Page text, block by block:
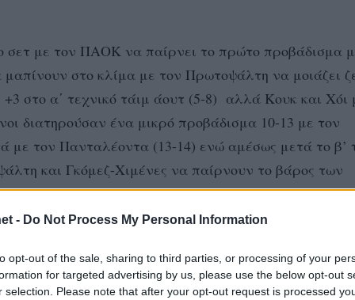
- Do Not Process My Personal Information
opt-out of the sale, sharing to third parties, or processing of your
for targeted advertising by us, please use the below opt-out
selection. Please note that after your opt-out request is processed
με τον ΠΑΟΚ να παίρνει το πρώτο προβάδισμα
στο κλίμα με τον Πρωτοψάλτη να μοιάζει
στο α΄ τεχνικό τάιμ άουτ (5-8) αλλά Κουκ και Χόι
διατηρούσαν ένα μικρό προβάδισμα 10-13 με τον
τον Πανταλέοντα (13-14) ενώ αμέσως μετά το β’
και Γκόμεζ-Χιμένες να παίρνουν το βάρος των
προβάδισμα ενώ το άγχος είχε περάσει στην
το σετ αλλά πέρασε την μπάλα έξω από την
άουτ δίνοντας ακόμα μιθα ευκαιρία στους